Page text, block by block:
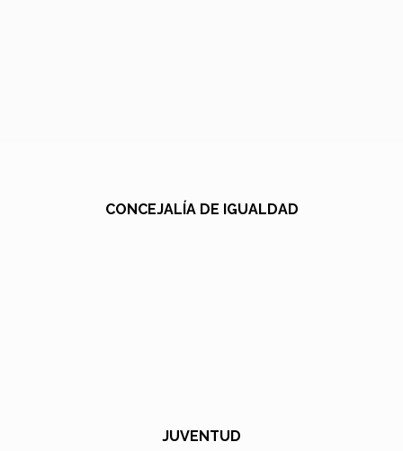
CONCEJALÍA DE IGUALDAD
JUVENTUD